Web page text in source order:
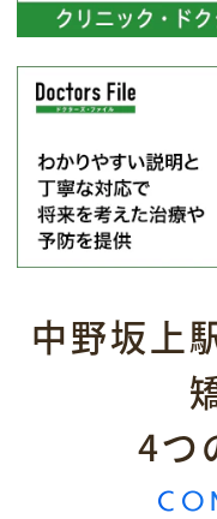
7月5日（日）
7月6日（月）
7月7日（火）
7月10日（金）
（※7月9日（木）
療内容に制限がご
患者様にはご不便
2026.05.12
【診療時間短縮の
6月25日（木）は
午後の診療時間は
中野坂上
4つ